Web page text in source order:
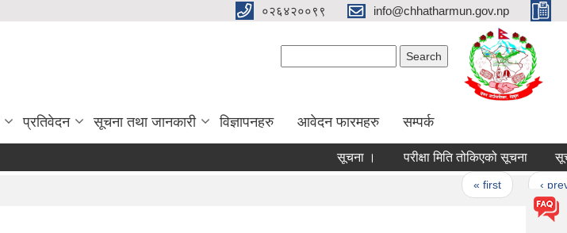
०२६४२००९९ info@chhatharmun.gov.np
प्रतिवेदन सूचना तथा जानकारी विज्ञापनहरु आवेदन फारमहरु सम्पर्क
सूचना । परीक्षा मिति तोकिएको सूचना सूचना
« first ‹ previous